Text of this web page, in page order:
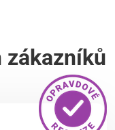
zákazníků